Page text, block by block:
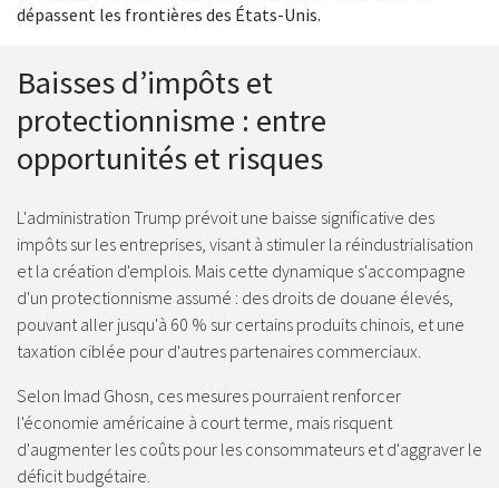
dépassent les frontières des États-Unis.
Baisses d’impôts et
protectionnisme : entre
opportunités et risques
L'administration Trump prévoit une baisse significative des
impôts sur les entreprises, visant à stimuler la réindustrialisation
et la création d'emplois. Mais cette dynamique s'accompagne
d'un protectionnisme assumé : des droits de douane élevés,
pouvant aller jusqu'à 60 % sur certains produits chinois, et une
taxation ciblée pour d'autres partenaires commerciaux.
Selon Imad Ghosn, ces mesures pourraient renforcer
l'économie américaine à court terme, mais risquent
d'augmenter les coûts pour les consommateurs et d'aggraver le
déficit budgétaire.